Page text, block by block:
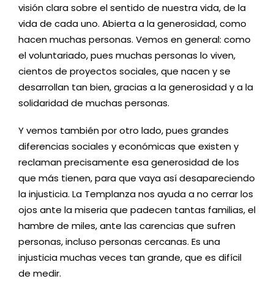
visión clara sobre el sentido de nuestra vida, de la
vida de cada uno. Abierta a la generosidad, como
hacen muchas personas. Vemos en general: como
el voluntariado, pues muchas personas lo viven,
cientos de proyectos sociales, que nacen y se
desarrollan tan bien, gracias a la generosidad y a la
solidaridad de muchas personas.
Y vemos también por otro lado, pues grandes
diferencias sociales y económicas que existen y
reclaman precisamente esa generosidad de los
que más tienen, para que vaya así desapareciendo
la injusticia. La Templanza nos ayuda a no cerrar los
ojos ante la miseria que padecen tantas familias, el
hambre de miles, ante las carencias que sufren
personas, incluso personas cercanas. Es una
injusticia muchas veces tan grande, que es difícil
de medir.